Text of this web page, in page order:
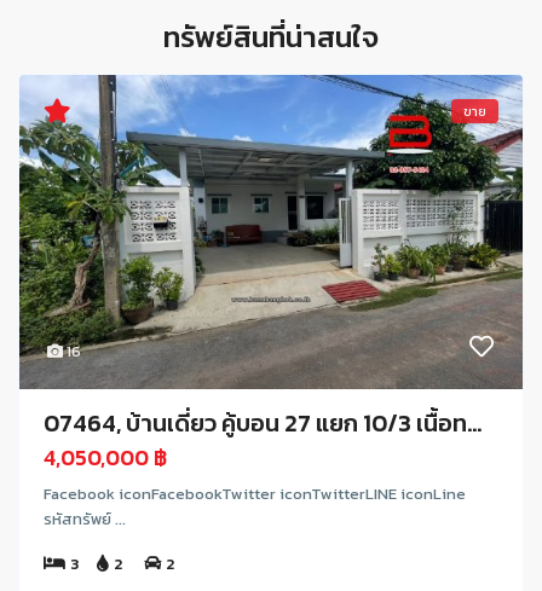
ทรัพย์สินที่น่าสนใจ
16
ขาย
07464, บ้านเดี่ยว คู้บอน 27 แยก 10/3 เนื้อท...
4,050,000 ฿
Facebook iconFacebookTwitter iconTwitterLINE iconLine
รหัสทรัพย์ ...
3
2 2